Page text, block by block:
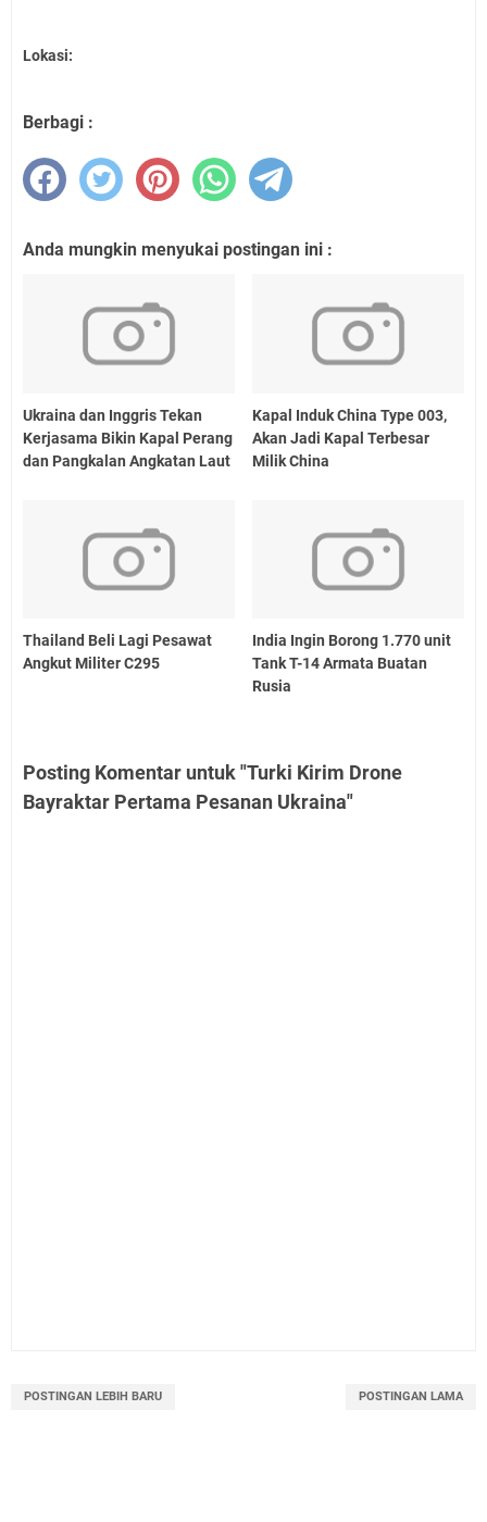
Lokasi:
Berbagi :
Anda mungkin menyukai postingan ini :
Ukraina dan Inggris Tekan
Kerjasama Bikin Kapal Perang
dan Pangkalan Angkatan Laut
Kapal Induk China Type 003,
Akan Jadi Kapal Terbesar
Milik China
Thailand Beli Lagi Pesawat
Angkut Militer C295
India Ingin Borong 1.770 unit
Tank T-14 Armata Buatan
Rusia
Posting Komentar untuk "Turki Kirim Drone
Bayraktar Pertama Pesanan Ukraina"
POSTINGAN LEBIH BARU POSTINGAN LAMA